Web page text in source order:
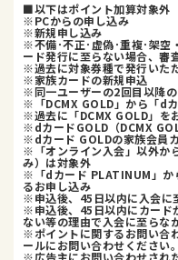
■以下はポイント加算対象外
※PCからの申し込み
※新規申し込み
※不備･不正･虚偽･重複･架空
ード発行に至らない場合、審
※過去に対象券種で発行いた
※家族カードの新規申込
※同一ユーザーの2回目以降
※「DCMX GOLD」から「d
※過去に「DCMX GOLD」を
※dカードGOLD（DCMX
※dカード GOLDの家族会員
※「オンライン入会」以外か
み）は対象外
※「dカード PLATINUM」か
るお申し込み
※申込後、45日以内に入会に
※申込後、45日以内にカード
ない等の理由で入会に至らな
※ポイントに関するお問い合
ールにお問い合わせください。
※広告主にお問い合わせされ